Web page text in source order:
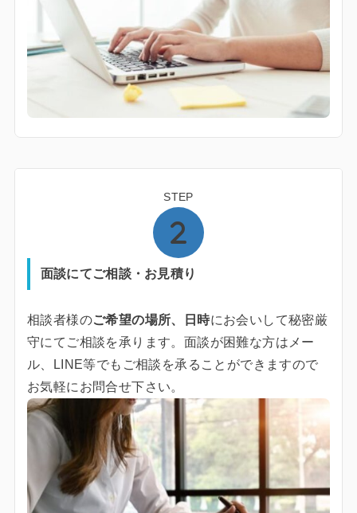
STEP
面談にてご相談・お見積り
相談者様のご希望の場所、日時にお会いして秘密厳
守にてご相談を承ります。面談が困難な方はメー
ル、LINE等でもご相談を承ることができますので
お気軽にお問合せ下さい。